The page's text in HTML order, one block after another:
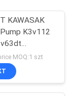
KAWASAK
K3v112
koparki
MOQ:1 szt